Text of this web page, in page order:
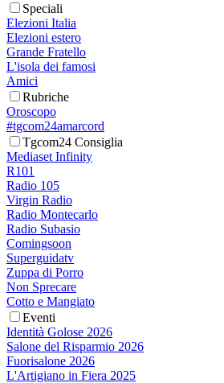
Speciali
Elezioni Italia
Elezioni estero
Grande Fratello
L'isola dei famosi
Amici
Rubriche
Oroscopo
#tgcom24amarcord
Tgcom24 Consiglia
Mediaset Infinity
R101
Radio 105
Virgin Radio
Radio Montecarlo
Radio Subasio
Comingsoon
Superguidatv
Zuppa di Porro
Non Sprecare
Cotto e Mangiato
Eventi
Identità Golose 2026
Salone del Risparmio 2026
Fuorisalone 2026
L'Artigiano in Fiera 2025